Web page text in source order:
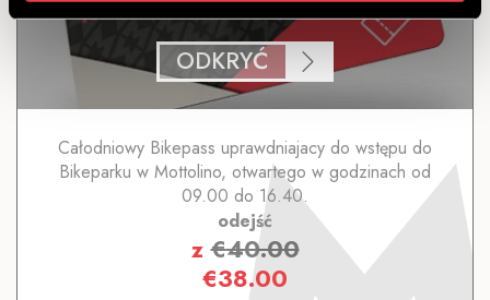
ODKRYĆ
Całodniowy Bikepass uprawdniajacy do wstępu do
Bikeparku w Mottolino, otwartego w godzinach od
09.00 do 16.40.
odejść
z€40.00
€38.00